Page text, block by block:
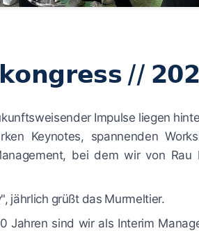
//
Impulse liegen
Keynotes, spannenden
bei dem wir von Rau
jährlich grüßt das Murmeltier.
Jahren sind wir als Interim